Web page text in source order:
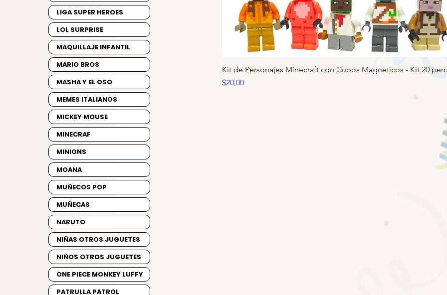
Kit de Personajes Minecraft con Cubos Magneticos - Kit 20
Precio
$20,00
LIGA SUPER HEROES
LOL SURPRISE
MAQUILLAJE INFANTIL
MARIO BROS
MASHA Y EL OSO
MEMES ITALIANOS
MICKEY MOUSE
MINECRAF
MINIONS
MOANA
MUÑECOS POP
MUÑECAS
NARUTO
NIÑAS OTROS JUGUETES
NIÑOS OTROS JUGUETES
ONE PIECE MONKEY LUFFY
PATRULLA PATROL